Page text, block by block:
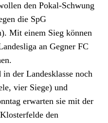
den Pokal-Schwung
die SpG
Mit einem Sieg können
an Gegner FC
der Landesklasse noch
vier Siege) und
erwarten sie mit der
den